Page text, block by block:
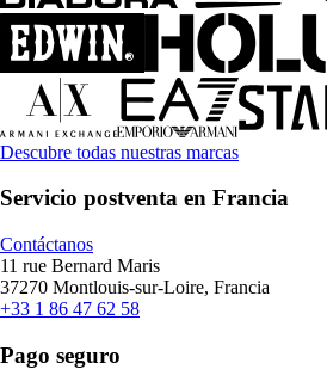
Descubre todas nuestras marcas
Servicio postventa en Francia
Contáctanos
11 rue Bernard Maris
37270 Montlouis-sur-Loire, Francia
+33 1 86 47 62 58
Pago seguro